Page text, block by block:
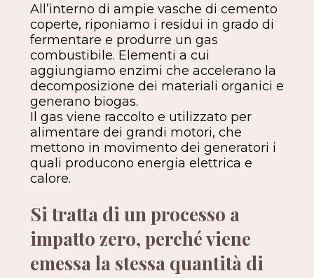
All’interno di ampie vasche di cemento
coperte, riponiamo i residui in grado di
fermentare e produrre un gas
combustibile. Elementi a cui
aggiungiamo enzimi che accelerano la
decomposizione dei materiali organici e
generano biogas.
Il gas viene raccolto e utilizzato per
alimentare dei grandi motori, che
mettono in movimento dei generatori i
quali producono energia elettrica e
calore.
Si tratta di un processo a
impatto zero, perché viene
emessa la stessa quantità di